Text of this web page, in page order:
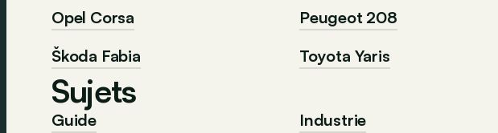
Opel Corsa
Peugeot 208
Škoda Fabia
Toyota Yaris
Sujets
Guide Industrie